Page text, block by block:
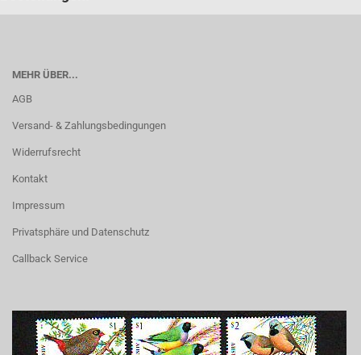
MEHR ÜBER...
AGB
Versand- & Zahlungsbedingungen
Widerrufsrecht
Kontakt
Impressum
Privatsphäre und Datenschutz
Callback Service